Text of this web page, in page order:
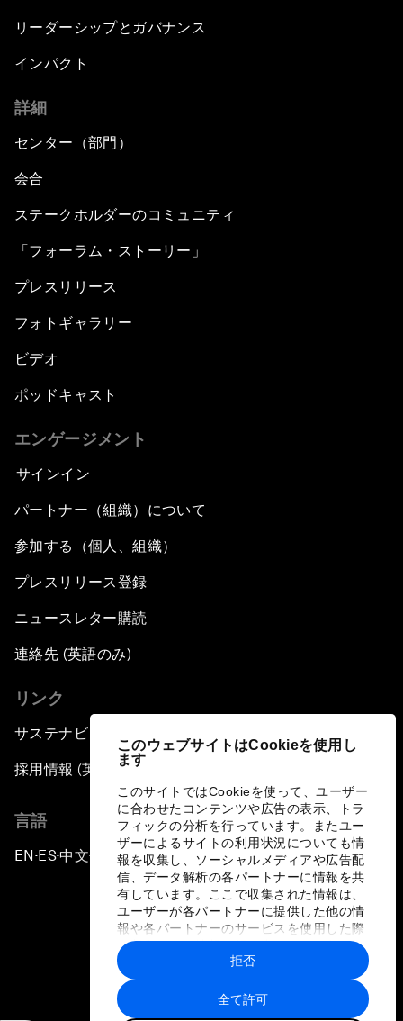
このウェブサイトはCookieを使用し
ます
このサイトではCookieを使って、ユーザー
に合わせたコンテンツや広告の表示、トラ
フィックの分析を行っています。またユー
ザーによるサイトの利用状況についても情
報を収集し、ソーシャルメディアや広告配
信、データ解析の各パートナーに情報を共
有しています。ここで収集された情報は、
ユーザーが各パートナーに提供した他の情
報や各パートナーのサービスを使用した際
に収集された情報と組み合わされ、各パー
トナーによって使用されることがありま
す。
全て許可
拒否
リーダーシップとガバナンス
インパクト
詳細
センター（部門）
会合
ステークホルダーのコミュニティ
「フォーラム・ストーリー」
プレスリリース
フォトギャラリー
ビデオ
ポッドキャスト
エンゲージメント
サインイン
パートナー（組織）について
参加する（個人、組織）
プレスリリース登録
ニュースレター購読
連絡先 (英語のみ)
リンク
サステナビリティへの取り組み
採用情報 (英語のみ)
言語
EN ▪ES▪中文▪ 日本語
プライバシーポリシーと利用規約
サイトマップ